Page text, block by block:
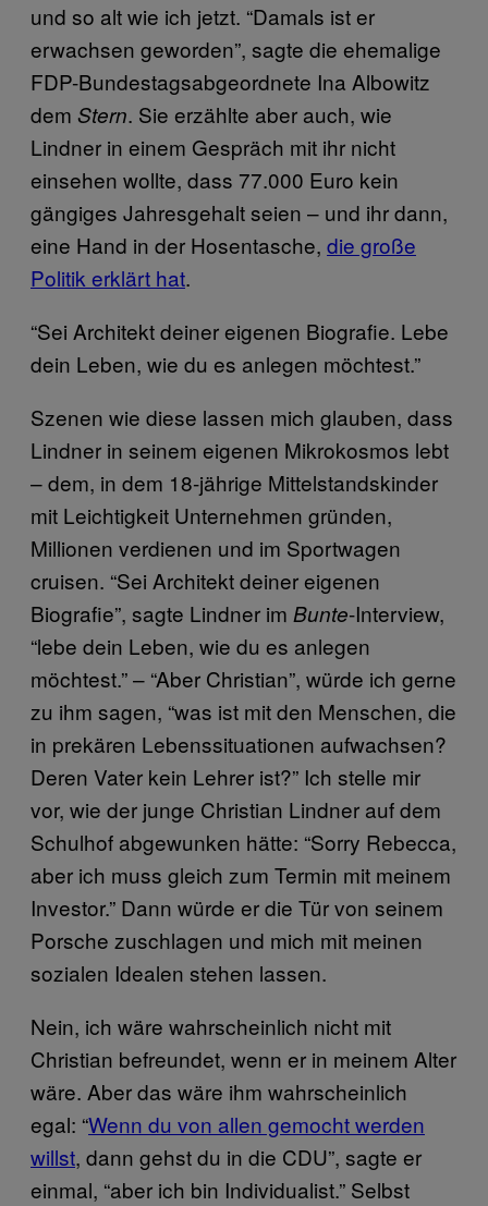
und so alt wie ich jetzt. “Damals ist er
erwachsen geworden”, sagte die ehemalige
FDP-Bundestagsabgeordnete Ina Albowitz
dem Stern. Sie erzählte aber auch, wie
Lindner in einem Gespräch mit ihr nicht
einsehen wollte, dass 77.000 Euro kein
gängiges Jahresgehalt seien – und ihr dann,
eine Hand in der Hosentasche, die große
Politik erklärt hat.
“Sei Architekt deiner eigenen Biografie. Lebe
dein Leben, wie du es anlegen möchtest.”
Szenen wie diese lassen mich glauben, dass
Lindner in seinem eigenen Mikrokosmos lebt
– dem, in dem 18-jährige Mittelstandskinder
mit Leichtigkeit Unternehmen gründen,
Millionen verdienen und im Sportwagen
cruisen. “Sei Architekt deiner eigenen
Biografie”, sagte Lindner im Bunte-Interview,
“lebe dein Leben, wie du es anlegen
möchtest.” – “Aber Christian”, würde ich gerne
zu ihm sagen, “was ist mit den Menschen, die
in prekären Lebenssituationen aufwachsen?
Deren Vater kein Lehrer ist?” Ich stelle mir
vor, wie der junge Christian Lindner auf dem
Schulhof abgewunken hätte: “Sorry Rebecca,
aber ich muss gleich zum Termin mit meinem
Investor.” Dann würde er die Tür von seinem
Porsche zuschlagen und mich mit meinen
sozialen Idealen stehen lassen.
Nein, ich wäre wahrscheinlich nicht mit
Christian befreundet, wenn er in meinem Alter
wäre. Aber das wäre ihm wahrscheinlich
egal: “Wenn du von allen gemocht werden
willst, dann gehst du in die CDU”, sagte er
einmal, “aber ich bin Individualist.” Selbst